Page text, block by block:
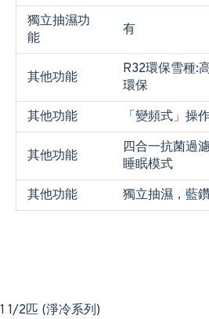
獨立抽濕功
能
有
其他功能
R32環保雪種:
環保
其他功能
「變頻式」操
其他功能
四合一抗菌過
睡眠模式
其他功能
獨立抽濕，藍
1 1/2匹 (淨冷系列)